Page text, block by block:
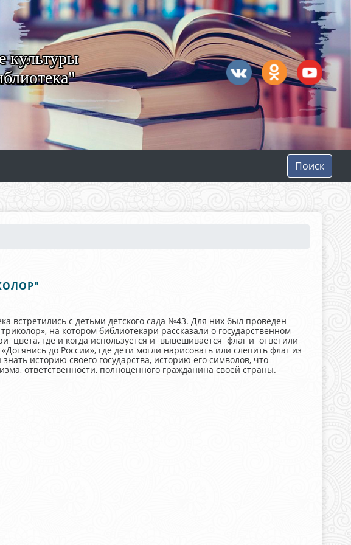
культуры
Поиск
встретились с детьми детского сада №43. Для них был проведен
на котором библиотекари рассказали о государственном
цвета, где и когда используется и вывешивается флаг и ответили
до России», где дети могли нарисовать или слепить флаг из
историю своего государства, историю его символов, что
ответственности, полноценного гражданина своей страны.